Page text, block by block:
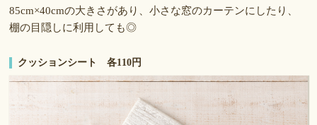
85cm×40cmの大きさがあり、小さな窓のカーテンにしたり、
棚の目隠しに利用しても◎
クッションシート 各110円